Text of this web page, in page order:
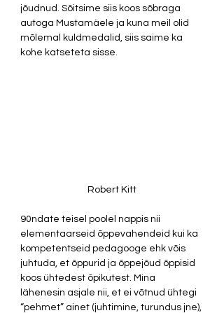
jõudnud. Sõitsime siis koos sõbraga
autoga Mustamäele ja kuna meil olid
mõlemal kuldmedalid, siis saime ka
kohe katseteta sisse.
Robert Kitt
90ndate teisel poolel nappis nii
elementaarseid õppevahendeid kui ka
kompetentseid pedagooge ehk võis
juhtuda, et õppurid ja õppejõud õppisid
koos ühtedest õpikutest. Mina
lähenesin asjale nii, et ei võtnud ühtegi
“pehmet” ainet (juhtimine, turundus jne),